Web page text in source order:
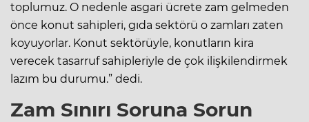
toplumuz. O nedenle asgari ücrete zam gelmeden
önce konut sahipleri, gıda sektörü o zamları zaten
koyuyorlar. Konut sektörüyle, konutların kira
verecek tasarruf sahipleriyle de çok ilişkilendirmek
lazım bu durumu.” dedi.
Zam Sınırı Soruna Sorun